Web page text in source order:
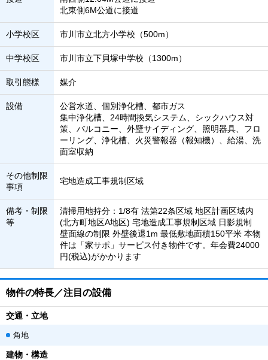
北東側6M公道に接道
小学校区 市川市立北方小学校（500m）
中学校区 市川市立下貝塚中学校（1300m）
取引態様 媒介
設備
公営水道、個別浄化槽、都市ガス
集中浄化槽、24時間換気システム、シックハウス対
策、バルコニー、外壁サイディング、照明器具、フロ
ーリング、浄化槽、火災警報器（報知機）、給湯、洗
面室収納
その他制限
事項
宅地造成工事規制区域
備考・制限
等
清掃用地持分：1/8有 法第22条区域 地区計画区域内
(北方町地区A地区) 宅地造成工事規制区域 日影規制
壁面線の制限 外壁後退1m 最低敷地面積150平米 本物
件は「家サポ」サービス付き物件です。年会費24000
円(税込)がかかります
物件の特長／注目の設備
交通・立地
角地
建物・構造